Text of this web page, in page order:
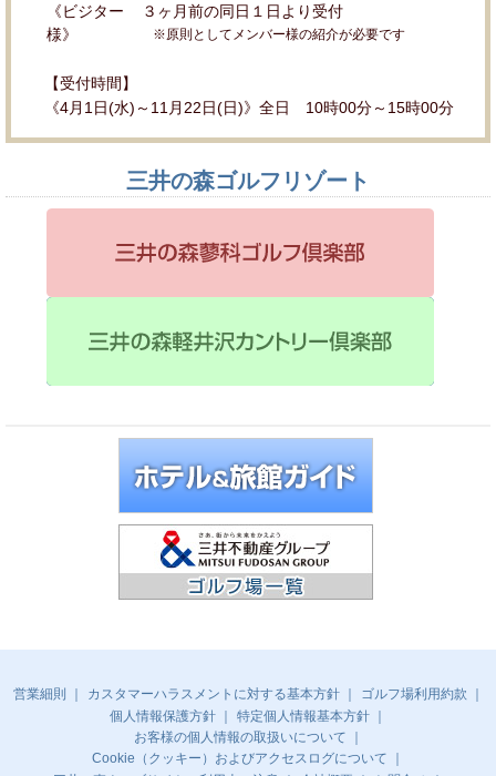
《ビジター
様》
３ヶ月前の同日１日より受付
※原則としてメンバー様の紹介が必要です
【受付時間】
《4月1日(水)～11月22日(日)》全日 10時00分～15時00分
三井の森ゴルフリゾート
営業細則 カスタマーハラスメントに対する基本方針
ゴルフ場利用約款
個人情報保護方針
特定個人情報基本方針
お客様の個人情報の取扱いについて
Cookie（クッキー）およびアクセスログについて